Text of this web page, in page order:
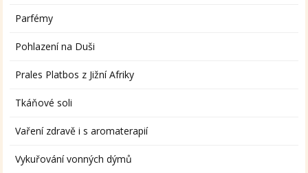
Parfémy
Pohlazení na Duši
Prales Platbos z Jižní Afriky
Tkáňové soli
Vaření zdravě i s aromaterapií
Vykuřování vonných dýmů